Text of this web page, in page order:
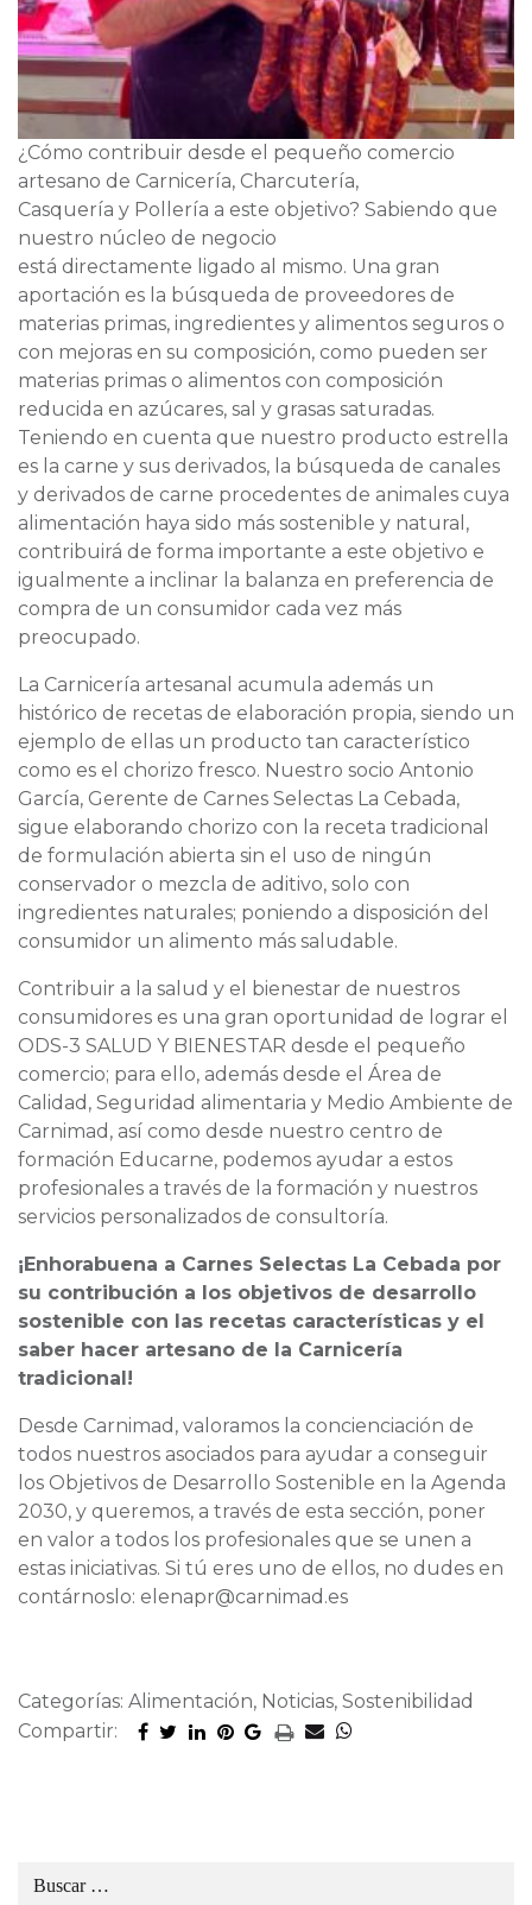
¿Cómo contribuir desde el pequeño comercio
artesano de Carnicería, Charcutería,
Casquería y Pollería a este objetivo? Sabiendo que
nuestro núcleo de negocio
está directamente ligado al mismo. Una gran
aportación es la búsqueda de proveedores de
materias primas, ingredientes y alimentos seguros o
con mejoras en su composición, como pueden ser
materias primas o alimentos con composición
reducida en azúcares, sal y grasas saturadas.
Teniendo en cuenta que nuestro producto estrella
es la carne y sus derivados, la búsqueda de canales
y derivados de carne procedentes de animales cuya
alimentación haya sido más sostenible y natural,
contribuirá de forma importante a este objetivo e
igualmente a inclinar la balanza en preferencia de
compra de un consumidor cada vez más
preocupado.
La Carnicería artesanal acumula además un
histórico de recetas de elaboración propia, siendo un
ejemplo de ellas un producto tan característico
como es el chorizo fresco. Nuestro socio Antonio
García, Gerente de Carnes Selectas La Cebada,
sigue elaborando chorizo con la receta tradicional
de formulación abierta sin el uso de ningún
conservador o mezcla de aditivo, solo con
ingredientes naturales; poniendo a disposición del
consumidor un alimento más saludable.
Contribuir a la salud y el bienestar de nuestros
consumidores es una gran oportunidad de lograr el
ODS-3 SALUD Y BIENESTAR desde el pequeño
comercio; para ello, además desde el Área de
Calidad, Seguridad alimentaria y Medio Ambiente de
Carnimad, así como desde nuestro centro de
formación Educarne, podemos ayudar a estos
profesionales a través de la formación y nuestros
servicios personalizados de consultoría.
¡Enhorabuena a Carnes Selectas La Cebada por
su contribución a los objetivos de desarrollo
sostenible con las recetas características y el
saber hacer artesano de la Carnicería
tradicional!
Desde Carnimad, valoramos la concienciación de
todos nuestros asociados para ayudar a conseguir
los Objetivos de Desarrollo Sostenible en la Agenda
2030, y queremos, a través de esta sección, poner
en valor a todos los profesionales que se unen a
estas iniciativas. Si tú eres uno de ellos, no dudes en
contárnoslo: elenapr@carnimad.es
Categorías: Alimentación, Noticias, Sostenibilidad
Compartir: